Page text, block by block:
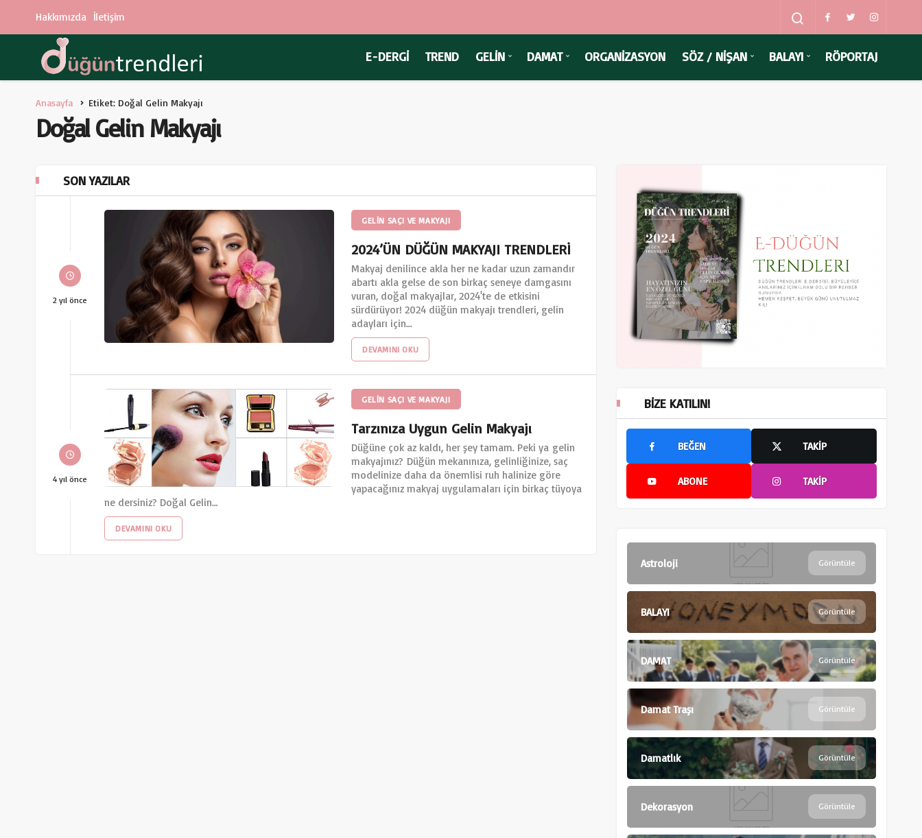
Hakkımızda İletişim
E-DERGİ TREND GELİN DAMAT ORGANİZASYON SÖZ / NİŞAN BALAYI RÖPORTAJ
Anasayfa Etiket: Doğal Gelin Makyajı
Doğal Gelin Makyajı
SON YAZILAR
2 yıl önce
GELIN SAÇI VE MAKYAJI
2024’ÜN DÜĞÜN MAKYAJI TRENDLERİ
Makyaj denilince akla her ne kadar uzun zamandır
abartı akla gelse de son birkaç seneye damgasını
vuran, doğal makyajlar, 2024'te de etkisini
sürdürüyor! 2024 düğün makyajı trendleri, gelin
adayları için…
DEVAMINI OKU
4 yıl önce
GELIN SAÇI VE MAKYAJI
Tarzınıza Uygun Gelin Makyajı
Düğüne çok az kaldı, her şey tamam. Peki ya gelin
makyajınız? Düğün mekanınıza, gelinliğinize, saç
modelinize daha da önemlisi ruh halinize göre
yapacağınız makyaj uygulamaları için birkaç tüyoya
ne dersiniz? Doğal Gelin…
DEVAMINI OKU
BIZE KATILIN!
BEĞEN TAKIP
ABONE TAKIP
Astroloji Görüntüle
BALAYI Görüntüle
DAMAT Görüntüle
Damat Traşı Görüntüle
Damatlık Görüntüle
Dekorasyon Görüntüle